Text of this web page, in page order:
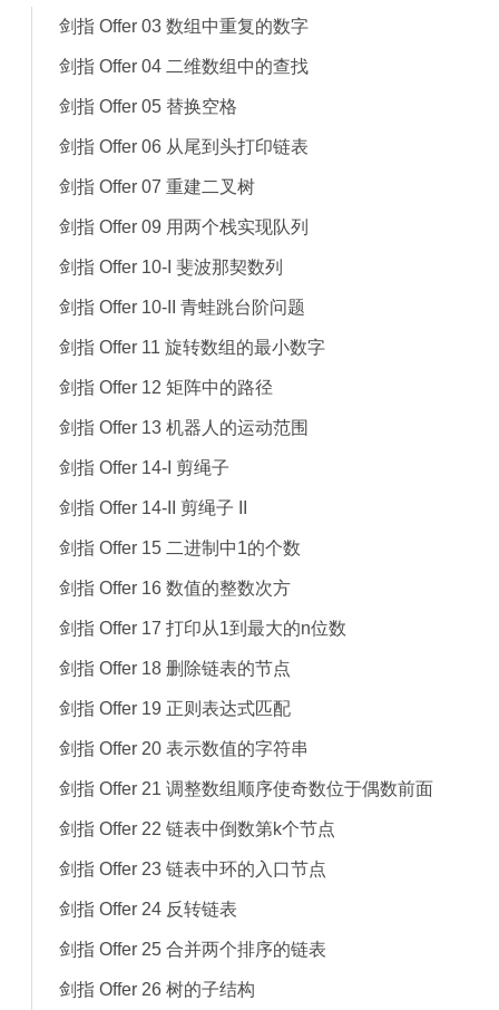
剑指 Offer 03 数组中重复的数字
剑指 Offer 04 二维数组中的查找
剑指 Offer 05 替换空格
剑指 Offer 06 从尾到头打印链表
剑指 Offer 07 重建二叉树
剑指 Offer 09 用两个栈实现队列
剑指 Offer 10-I 斐波那契数列
剑指 Offer 10-II 青蛙跳台阶问题
剑指 Offer 11 旋转数组的最小数字
剑指 Offer 12 矩阵中的路径
剑指 Offer 13 机器人的运动范围
剑指 Offer 14-I 剪绳子
剑指 Offer 14-II 剪绳子 II
剑指 Offer 15 二进制中1的个数
剑指 Offer 16 数值的整数次方
剑指 Offer 17 打印从1到最大的n位数
剑指 Offer 18 删除链表的节点
剑指 Offer 19 正则表达式匹配
剑指 Offer 20 表示数值的字符串
剑指 Offer 21 调整数组顺序使奇数位于偶数前面
剑指 Offer 22 链表中倒数第k个节点
剑指 Offer 23 链表中环的入口节点
剑指 Offer 24 反转链表
剑指 Offer 25 合并两个排序的链表
剑指 Offer 26 树的子结构